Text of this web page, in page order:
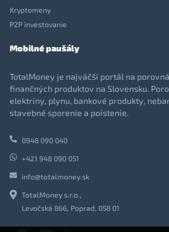
Kryptomeny
P2P investovanie
Mobilné paušály
TotalMoney je najväčší portál na
finančných produktov na Slovensku.
elektriny, plynu, bankové produkty,
stavebné sporenie a poistenie.
0948 090 040
+421 948 090 051
info@totalmoney.sk
TotalMoney s.r.o.,
Levočská 866, Poprad, 058 01